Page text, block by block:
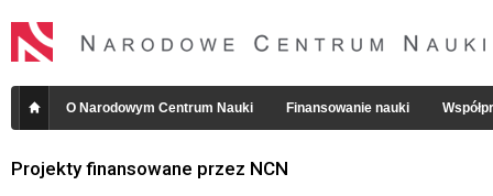
O Narodowym Centrum Nauki Finansowanie nauki
Projekty finansowane przez NCN